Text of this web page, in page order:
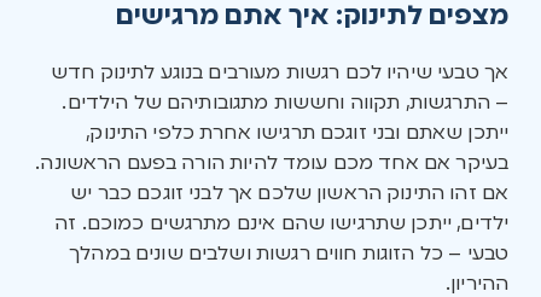
מצפים לתינוק: איך אתם מרגישים
אך טבעי שיהיו לכם רגשות מעורבים בנוגע לתינוק חדש
– התרגשות, תקווה וחששות מתגובותיהם של הילדים.
ייתכן שאתם ובני זוגכם תרגישו אחרת כלפי התינוק,
בעיקר אם אחד מכם עומד להיות הורה בפעם הראשונה.
אם זהו התינוק הראשון שלכם אך לבני זוגכם כבר יש
ילדים, ייתכן שתרגישו שהם אינם מתרגשים כמוכם. זה
טבעי – כל הזוגות חווים רגשות ושלבים שונים במהלך
ההיריון.